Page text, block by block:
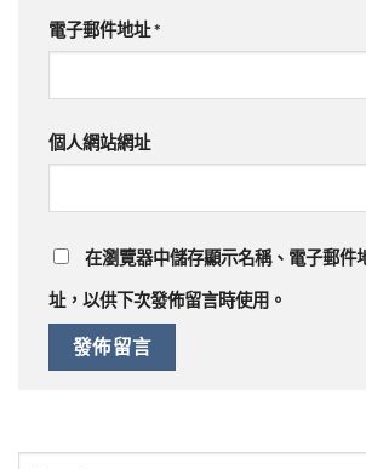
電子郵件地址*
個人網站網址
在瀏覽器中儲存顯示名稱、電子郵件
址，以供下次發佈留言時使用。